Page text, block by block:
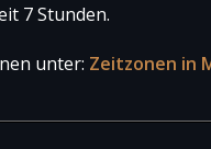
7 Stunden.
unter: Zeitzonen in